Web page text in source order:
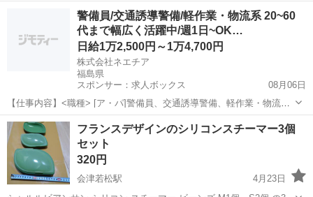
年前のものか不明です。 未使用品になりますが、年数が経ってると思
われるのでご理解頂ける方のみお願い致します。
いわき市 泉駅 調理器具 道具
警備員/交通誘導警備/軽作業・物流系 20~60
代まで幅広く活躍中/週1日~OK…
日給1万2,500円～1万4,700円
株式会社ネエチア
福島県
スポンサー：求人ボックス
08月06日
【仕事内容】<職種> [ア・パ]警備員、交通誘導警備、軽作業・物流そ
の他 <雇用形態> アルバイト・パート <給与> [ア・パ]日給12,500円～
14,700円 日勤:12,500円 夜勤:14,700円 一部日払いOK 1勤務...
アルバイト・パート
フランスデザインのシリコンスチーマー3個
セット
320円
会津若松駅
4月23日